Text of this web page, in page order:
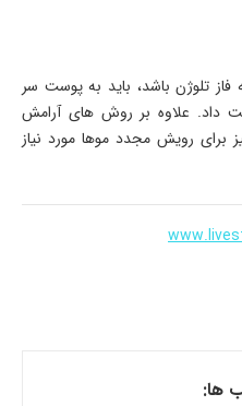
تلوژن باشد، باید به پوست سر
داد. علاوه بر روش های آرامش
برای رویش مجدد موها مورد نیاز
ها: